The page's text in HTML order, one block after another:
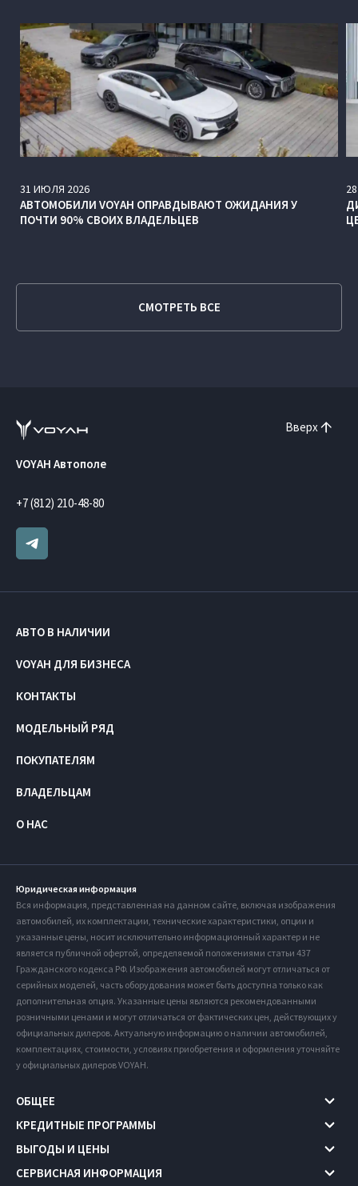
31 ИЮЛЯ 2026
АВТОМОБИЛИ VOYAH ОПРАВДЫВАЮТ ОЖИДАНИЯ У
ПОЧТИ 90% СВОИХ ВЛАДЕЛЬЦЕВ
28
СМОТРЕТЬ ВСЕ
Вверх
VOYAH Автополе
+7 (812) 210-48-80
АВТО В НАЛИЧИИ
VOYAH ДЛЯ БИЗНЕСА
КОНТАКТЫ
МОДЕЛЬНЫЙ РЯД
ПОКУПАТЕЛЯМ
ВЛАДЕЛЬЦАМ
О НАС
Юридическая информация
Вся информация, представленная на данном сайте, включая изображения
автомобилей, их комплектации, технические характеристики, опции и
указанные цены, носит исключительно информационный характер и не
является публичной офертой, определяемой положениями статьи 437
Гражданского кодекса РФ. Изображения автомобилей могут отличаться от
серийных моделей, часть оборудования может быть доступна только как
дополнительная опция. Указанные цены являются рекомендованными
розничными ценами и могут отличаться от фактических цен, действующих у
официальных дилеров. Актуальную информацию о наличии автомобилей,
комплектациях, стоимости, условиях приобретения и оформления уточняйте
у официальных дилеров VOYAH.
ОБЩЕЕ
КРЕДИТНЫЕ ПРОГРАММЫ
ВЫГОДЫ И ЦЕНЫ
СЕРВИСНАЯ ИНФОРМАЦИЯ